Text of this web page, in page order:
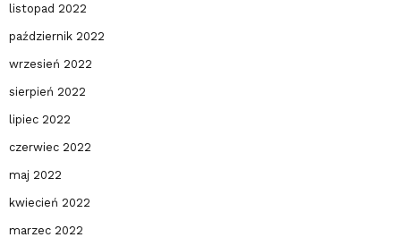
listopad 2022
październik 2022
wrzesień 2022
sierpień 2022
lipiec 2022
czerwiec 2022
maj 2022
kwiecień 2022
marzec 2022